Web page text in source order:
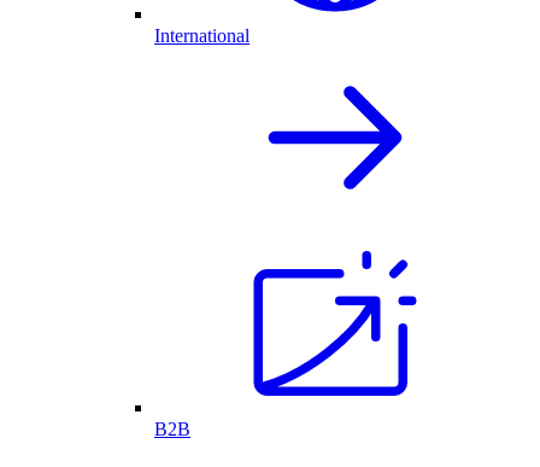
International
B2B